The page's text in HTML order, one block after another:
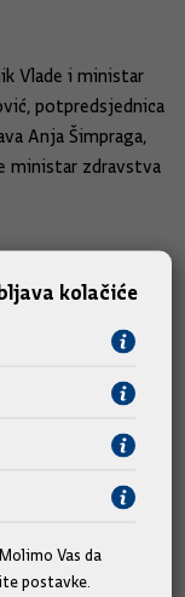
Vlade i ministar
potpredsjednica
Anja Šimpraga,
ministar zdravstva
kolačiće
Vas da
postavke.